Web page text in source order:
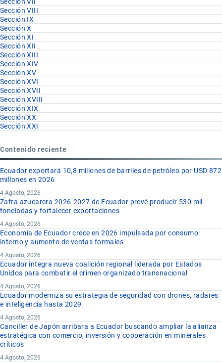
Sección VIII
Sección IX
Sección X
Sección XI
Sección XII
Sección XIII
Sección XIV
Sección XV
Sección XVI
Sección XVII
Sección XVIII
Sección XIX
Sección XX
Sección XXI
Contenido reciente
Ecuador exportará 10,8 millones de barriles de petróleo por USD 872
millones en 2026
4 Agosto, 2026
Zafra azucarera 2026-2027 de Ecuador prevé producir 530 mil
toneladas y fortalecer exportaciones
4 Agosto, 2026
Economía de Ecuador crece en 2026 impulsada por consumo
interno y aumento de ventas formales
4 Agosto, 2026
Ecuador integra nueva coalición regional liderada por Estados
Unidos para combatir el crimen organizado transnacional
4 Agosto, 2026
Ecuador moderniza su estrategia de seguridad con drones, radares
e inteligencia hasta 2029
4 Agosto, 2026
Canciller de Japón arribara a Ecuador buscando ampliar la alianza
estratégica con comercio, inversión y cooperación en minerales
críticos
4 Agosto, 2026